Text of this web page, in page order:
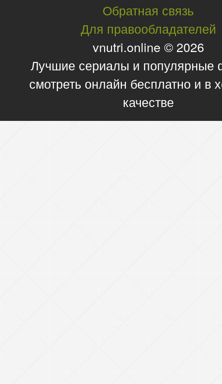
Обратная связь
Для правообладателей
vnutri.online © 2026
Лучшие сериалы и
смотреть онлайн бесплатно и в
качестве